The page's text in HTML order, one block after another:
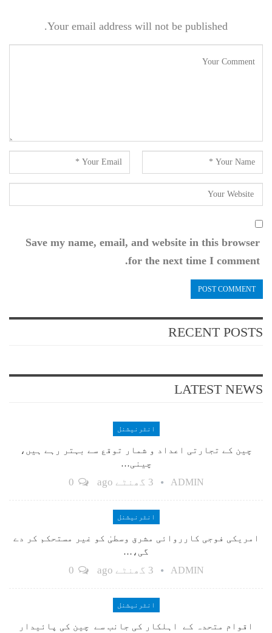
Your email address will not be published.
Save my name, email, and website in this browser
for the next time I comment.
RECENT POSTS
LATEST NEWS
انٹرنیشنل
چین کے تجارتی اعداد و شمار توقع سے بہتر رہے ہیں،
چینی…
ADMIN 3 گھنٹے ago
انٹرنیشنل
امریکی فوجی کارروائی مشرق وسطیٰ کو غیر مستحکم کر دے
گی،…
ADMIN 3 گھنٹے ago
انٹرنیشنل
اقوام متحدہ کے اہلکار کی جانب سے چین کی پائیدار